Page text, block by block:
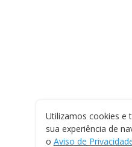
Utilizamos cookies e
sua experiência de
o Aviso de